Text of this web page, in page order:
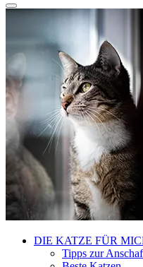
DIE KATZE FÜR
Tipps zur